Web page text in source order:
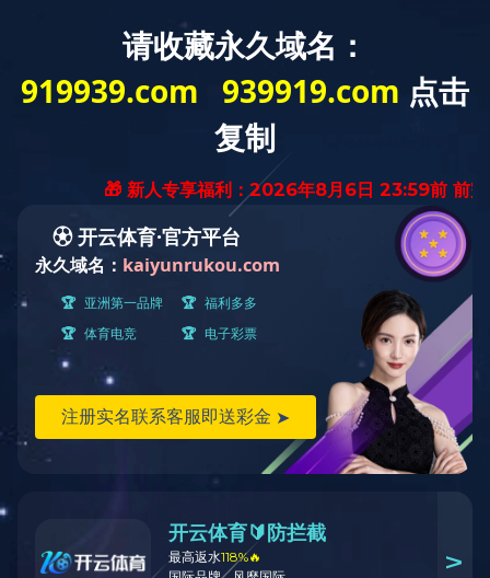
企业简介 企业文